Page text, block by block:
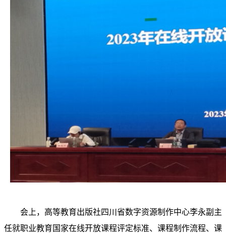
会上， 高等教育出版社四川省数字资源制作中心李永副主
任就职业教育国家在线开放课程评定标准、 课程制作流程、课